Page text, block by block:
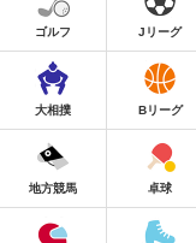
ゴルフ Jリーグ
大相撲 Bリーグ
地方競馬 卓球